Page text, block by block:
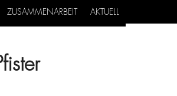
ZUSAMMENARBEIT AKTUELL